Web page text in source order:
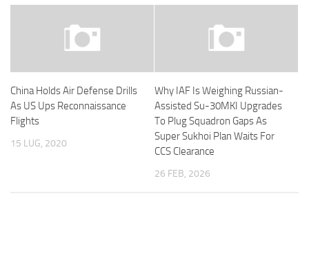
China Holds Air Defense Drills
As US Ups Reconnaissance
Flights
15 LUG, 2020
Why IAF Is Weighing Russian-
Assisted Su-30MKI Upgrades
To Plug Squadron Gaps As
Super Sukhoi Plan Waits For
CCS Clearance
26 FEB, 2026